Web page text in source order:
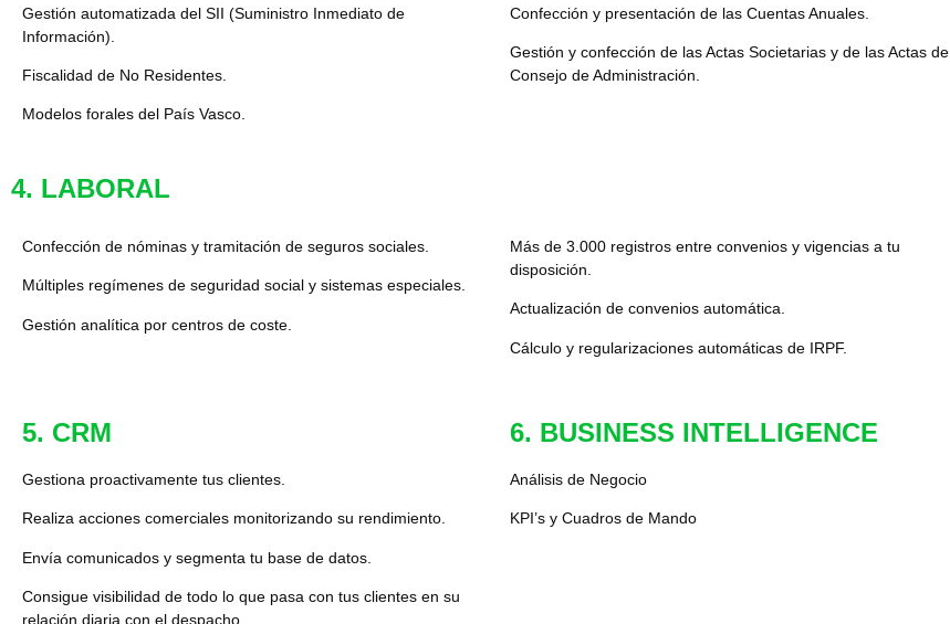
Gestión automatizada del SII (Suministro Inmediato de
Información).
Fiscalidad de No Residentes.
Modelos forales del País Vasco.
Confección y presentación de las Cuentas Anuales.
Gestión y confección de las Actas Societarias y de las Actas de
Consejo de Administración.
4. LABORAL
Confección de nóminas y tramitación de seguros sociales.
Múltiples regímenes de seguridad social y sistemas especiales.
Gestión analítica por centros de coste.
Más de 3.000 registros entre convenios y vigencias a tu
disposición.
Actualización de convenios automática.
Cálculo y regularizaciones automáticas de IRPF.
5. CRM
Gestiona proactivamente tus clientes.
Realiza acciones comerciales monitorizando su rendimiento.
Envía comunicados y segmenta tu base de datos.
Consigue visibilidad de todo lo que pasa con tus clientes en su
relación diaria con el despacho.
6. BUSINESS INTELLIGENCE
Análisis de Negocio
KPI’s y Cuadros de Mando